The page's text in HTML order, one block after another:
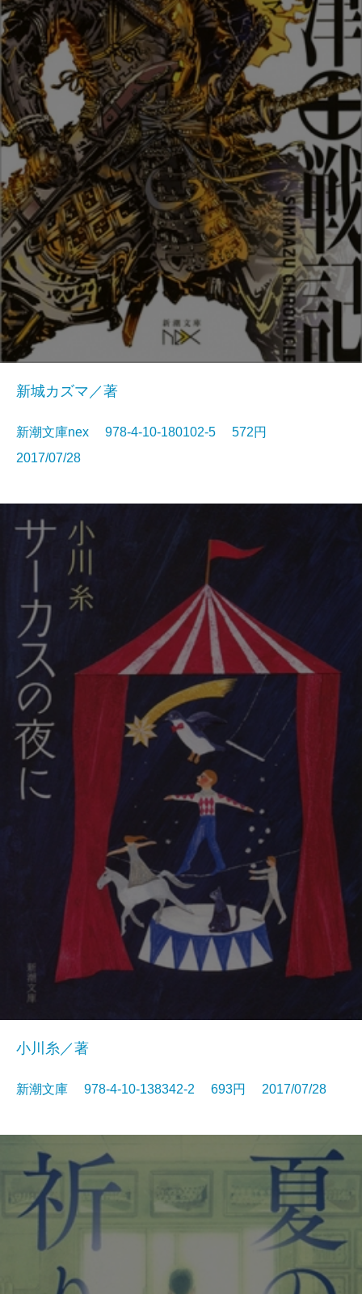
新城カズマ／著
新潮文庫nex 978-4-10-180102-5 572円
2017/07/28
小川糸／著
新潮文庫 978-4-10-138342-2 693円 2017/07/28